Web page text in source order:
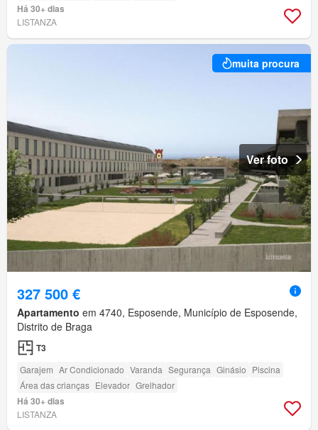
Há 30+ dias
LISTANZA
muita procura
Ver foto
327 500 €
Apartamento em 4740, Esposende, Município de Esposende,
Distrito de Braga
T3
Garajem Ar Condicionado Varanda Segurança Ginásio Piscina
Área das crianças Elevador Grelhador
Há 30+ dias
LISTANZA